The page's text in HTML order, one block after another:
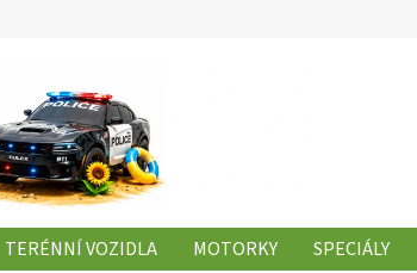
TERÉNNÍ VOZIDLA MOTORKY SPECIÁLY